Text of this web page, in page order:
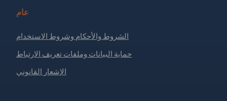
عام
الشروط والأحكام وشروط الاستخدام
حماية البيانات وملفات تعريف الارتباط
الإشعار القانوني